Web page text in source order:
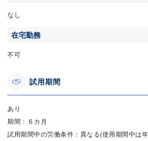
なし
在宅勤務
不可
試用期間
あり
期間：６カ月
試用期間中の労働条件：異なる(使用期間中は